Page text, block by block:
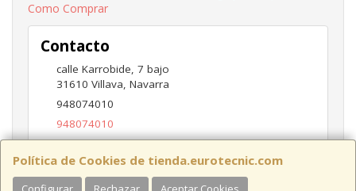
Política de Cookies de tienda.eurotecnic.com
Como Comprar
Contacto
calle Karrobide, 7 bajo
31610 Villava, Navarra
948074010
948074010
ventas@eurotecnic.com